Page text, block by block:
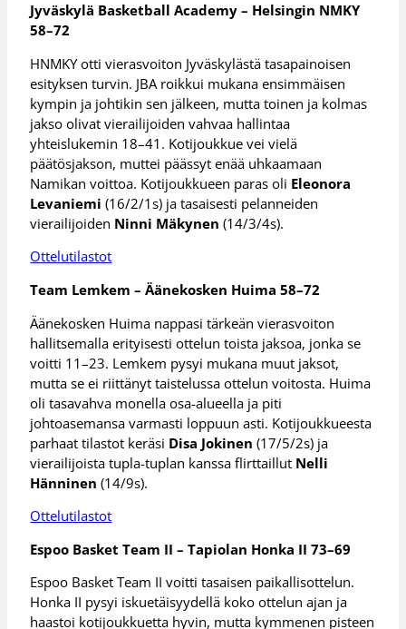
Jyväskylä Basketball Academy – Helsingin NMKY
58–72
HNMKY otti vierasvoiton Jyväskylästä tasapainoisen
esityksen turvin. JBA roikkui mukana ensimmäisen
kympin ja johtikin sen jälkeen, mutta toinen ja kolmas
jakso olivat vierailijoiden vahvaa hallintaa
yhteislukemin 18–41. Kotijoukkue vei vielä
päätösjakson, muttei päässyt enää uhkaamaan
Namikan voittoa. Kotijoukkueen paras oli Eleonora
Levaniemi (16/2/1s) ja tasaisesti pelanneiden
vierailijoiden Ninni Mäkynen (14/3/4s).
Ottelutilastot
Team Lemkem – Äänekosken Huima 58–72
Äänekosken Huima nappasi tärkeän vierasvoiton
hallitsemalla erityisesti ottelun toista jaksoa, jonka se
voitti 11–23. Lemkem pysyi mukana muut jaksot,
mutta se ei riittänyt taistelussa ottelun voitosta. Huima
oli tasavahva monella osa-alueella ja piti
johtoasemansa varmasti loppuun asti. Kotijoukkueesta
parhaat tilastot keräsi Disa Jokinen (17/5/2s) ja
vierailijoista tupla-tuplan kanssa flirttaillut Nelli
Hänninen (14/9s).
Ottelutilastot
Espoo Basket Team II – Tapiolan Honka II 73–69
Espoo Basket Team II voitti tasaisen paikallisottelun.
Honka II pysyi iskuetäisyydellä koko ottelun ajan ja
haastoi kotijoukkuetta hyvin, mutta kymmenen pisteen